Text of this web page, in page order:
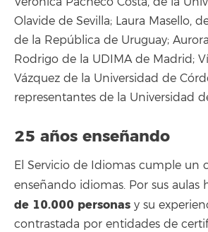
Olavide de Sevilla; Laura Masello,
de la República de Uruguay;
Rodrigo de la UDIMA de Madrid;
Vázquez de la Universidad de
representantes de la Universidad
25 años enseñando
El Servicio de Idiomas cumple un
enseñando idiomas. Por sus aulas
de 10.000 personas y su
contrastada por entidades de